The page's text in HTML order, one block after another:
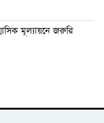
মূল্যায়নে জরুরি